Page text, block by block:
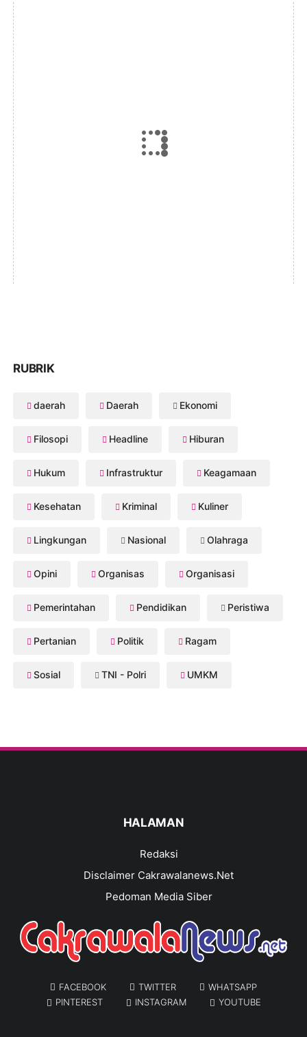
RUBRIK
daerah Daerah Ekonomi
Filosopi Headline Hiburan
Hukum Infrastruktur Keagamaan
Kesehatan Kriminal Kuliner
Lingkungan Nasional Olahraga
Opini Organisas Organisasi
Pemerintahan Pendidikan Peristiwa
Pertanian Politik Ragam
Sosial TNI - Polri UMKM
HALAMAN
Redaksi
Disclaimer Cakrawalanews.Net
Pedoman Media Siber
FACEBOOK TWITTER
WHATSAPP
PINTEREST
INSTAGRAM YOUTUBE